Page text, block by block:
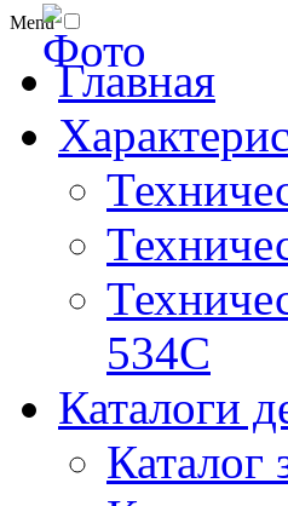
Menu
Главная
534C
Каталоги
Каталог